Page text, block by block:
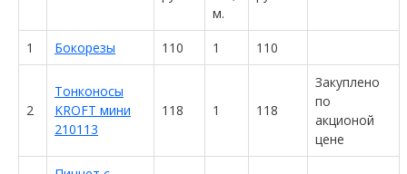
м.
1 Бокорезы 110 1 110
2
Тонконосы
KROFT мини
210113
118 1 118
Закуплено
по
акционой
цене